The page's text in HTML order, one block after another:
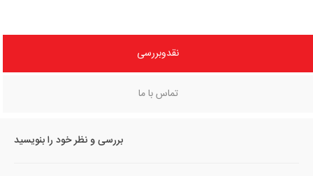
نقدوبررسی
تماس با ما
بررسی و نظر خود را بنویسید